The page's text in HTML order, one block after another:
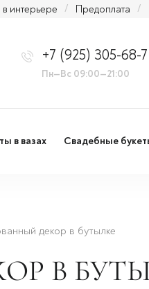
в интерьере / Предоплата /
+7 (925) 305-68-
Пн—Вс 09:00—21:00
в вазах Свадебные
декор в бутылке
В